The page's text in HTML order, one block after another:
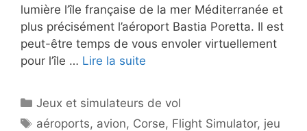
lumière l’île française de la mer Méditerranée et
plus précisément l’aéroport Bastia Poretta. Il est
peut-être temps de vous envoler virtuellement
pour l’île … Lire la suite
Catégories
Jeux et simulateurs de vol
Étiquettes
aéroports, avion, Corse, Flight Simulator, jeu